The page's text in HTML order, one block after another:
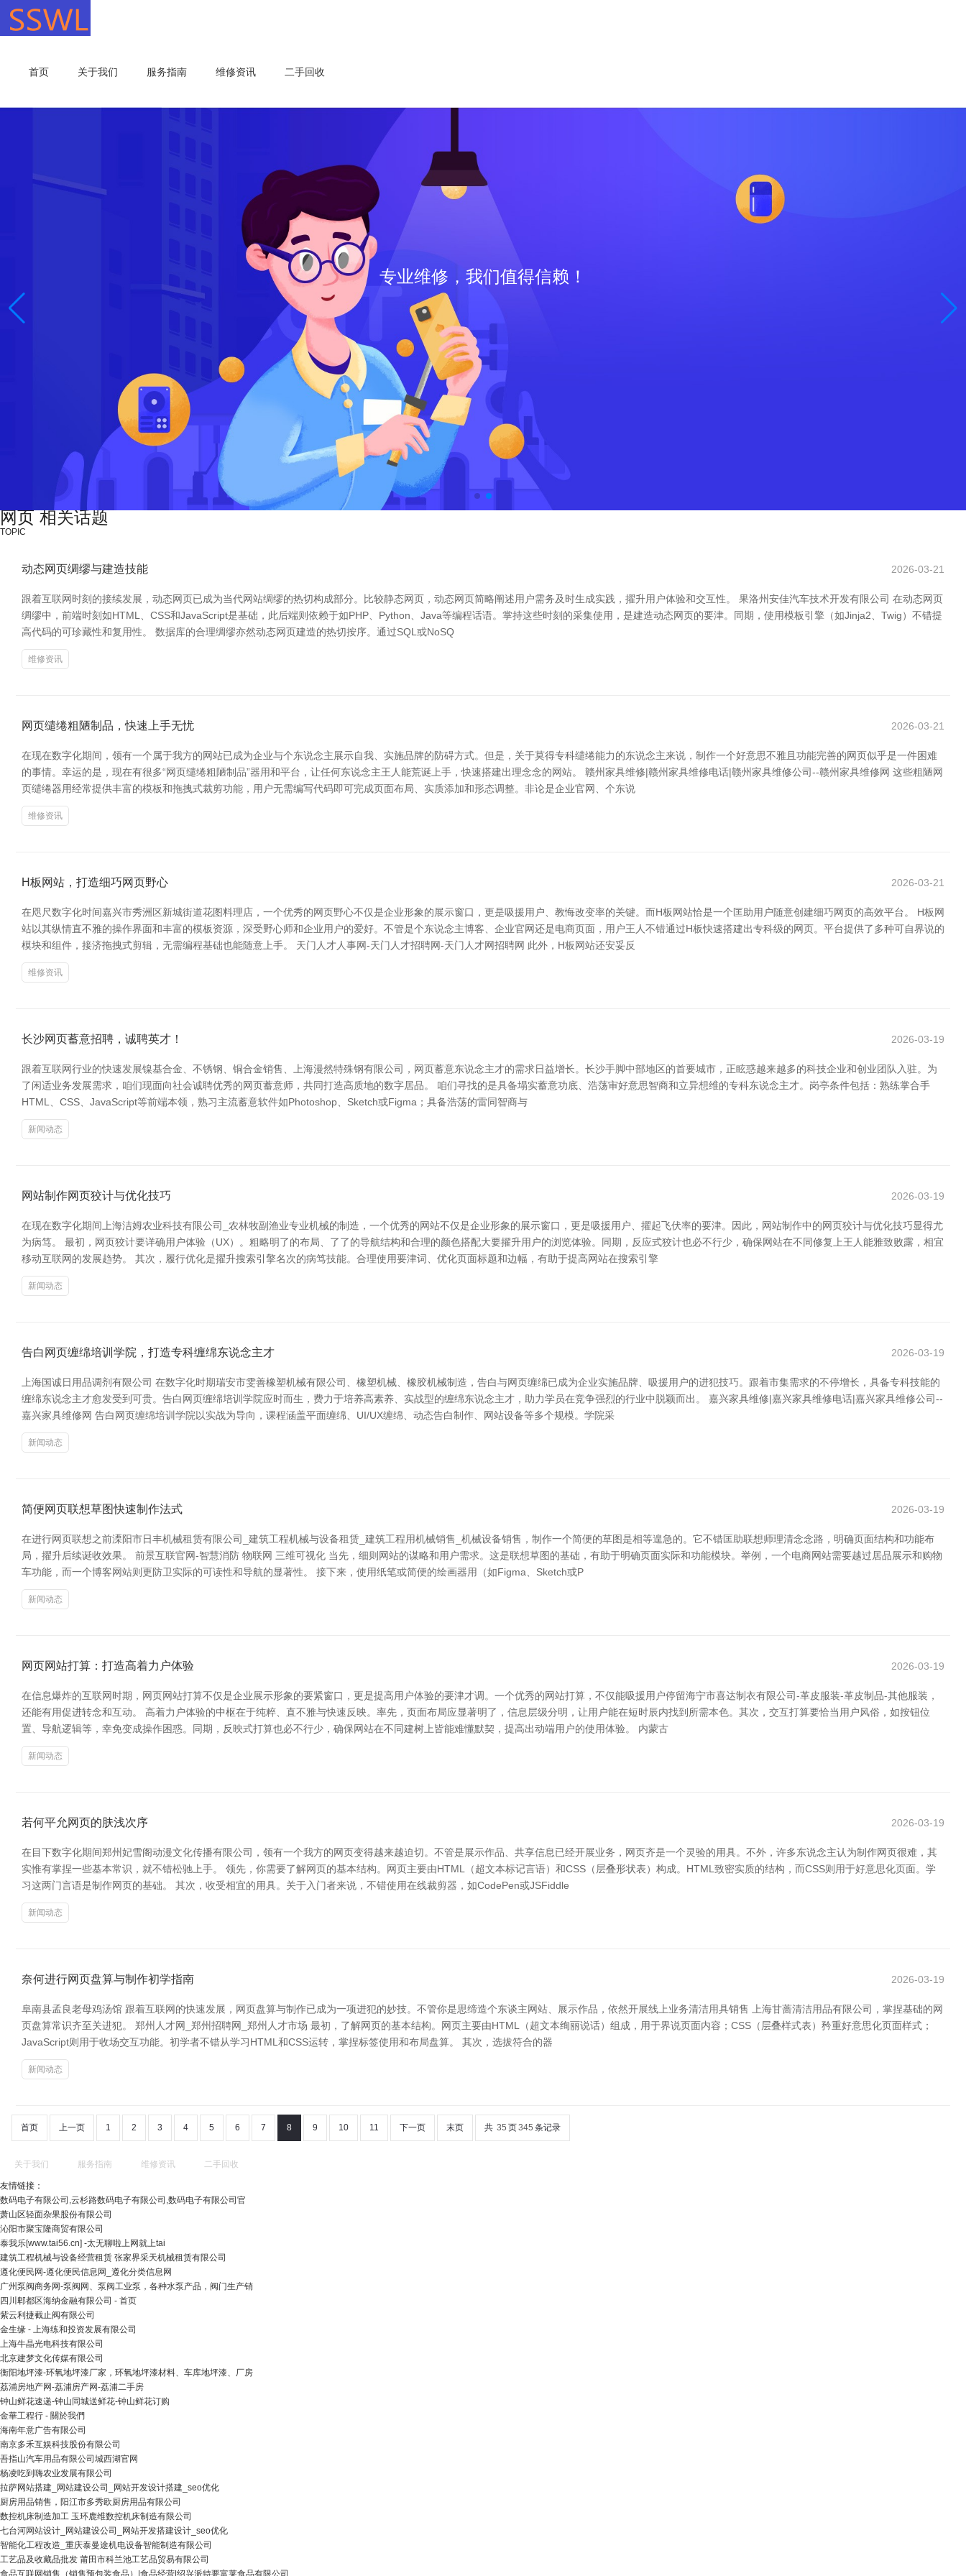
首页 关于我们 服务指南 维修资讯 二手回收
专业维修，我们值得信赖！
网页 相关话题
TOPIC
动态网页绸缪与建造技能 2026-03-21
跟着互联网时刻的接续发展，动态网页已成为当代网站绸缪的热切构成部分。比较静态网页，动态网页简略阐述用户需务及时生成实践，擢升用户体验和交互性。 果洛州安佳汽车技术开发有限公司 在动态网页
绸缪中，前端时刻如HTML、CSS和JavaScript是基础，此后端则依赖于如PHP、Python、Java等编程话语。掌持这些时刻的采集使用，是建造动态网页的要津。同期，使用模板引擎（如Jinja2、Twig）不错提
高代码的可珍藏性和复用性。 数据库的合理绸缪亦然动态网页建造的热切按序。通过SQL或NoSQ
维修资讯
网页缱绻粗陋制品，快速上手无忧 2026-03-21
在现在数字化期间，领有一个属于我方的网站已成为企业与个东说念主展示自我、实施品牌的防碍方式。但是，关于莫得专科缱绻能力的东说念主来说，制作一个好意思不雅且功能完善的网页似乎是一件困难
的事情。幸运的是，现在有很多“网页缱绻粗陋制品”器用和平台，让任何东说念主王人能荒诞上手，快速搭建出理念念的网站。 赣州家具维修|赣州家具维修电话|赣州家具维修公司--赣州家具维修网 这些粗陋网
页缱绻器用经常提供丰富的模板和拖拽式裁剪功能，用户无需编写代码即可完成页面布局、实质添加和形态调整。非论是企业官网、个东说
维修资讯
H板网站，打造细巧网页野心 2026-03-21
在咫尺数字化时间嘉兴市秀洲区新城街道花图料理店，一个优秀的网页野心不仅是企业形象的展示窗口，更是吸援用户、教悔改变率的关键。而H板网站恰是一个匡助用户随意创建细巧网页的高效平台。 H板网
站以其纵情直不雅的操作界面和丰富的模板资源，深受野心师和企业用户的爱好。不管是个东说念主博客、企业官网还是电商页面，用户王人不错通过H板快速搭建出专科级的网页。平台提供了多种可自界说的
模块和组件，接济拖拽式剪辑，无需编程基础也能随意上手。 天门人才人事网-天门人才招聘网-天门人才网招聘网 此外，H板网站还安妥反
维修资讯
长沙网页蓄意招聘，诚聘英才！ 2026-03-19
跟着互联网行业的快速发展镍基合金、不锈钢、铜合金销售、上海漫然特殊钢有限公司，网页蓄意东说念主才的需求日益增长。长沙手脚中部地区的首要城市，正眩惑越来越多的科技企业和创业团队入驻。为
了闲适业务发展需求，咱们现面向社会诚聘优秀的网页蓄意师，共同打造高质地的数字居品。 咱们寻找的是具备塌实蓄意功底、浩荡审好意思智商和立异想维的专科东说念主才。岗亭条件包括：熟练掌合手
HTML、CSS、JavaScript等前端本领，熟习主流蓄意软件如Photoshop、Sketch或Figma；具备浩荡的雷同智商与
新闻动态
网站制作网页狡计与优化技巧 2026-03-19
在现在数字化期间上海洁姆农业科技有限公司_农林牧副渔业专业机械的制造，一个优秀的网站不仅是企业形象的展示窗口，更是吸援用户、擢起飞伏率的要津。因此，网站制作中的网页狡计与优化技巧显得尤
为病笃。 最初，网页狡计要详确用户体验（UX）。粗略明了的布局、了了的导航结构和合理的颜色搭配大要擢升用户的浏览体验。同期，反应式狡计也必不行少，确保网站在不同修复上王人能雅致败露，相宜
移动互联网的发展趋势。 其次，履行优化是擢升搜索引擎名次的病笃技能。合理使用要津词、优化页面标题和边幅，有助于提高网站在搜索引擎
新闻动态
告白网页缠绵培训学院，打造专科缠绵东说念主才 2026-03-19
上海国诚日用品调剂有限公司 在数字化时期瑞安市雯善橡塑机械有限公司、橡塑机械、橡胶机械制造，告白与网页缠绵已成为企业实施品牌、吸援用户的进犯技巧。跟着市集需求的不停增长，具备专科技能的
缠绵东说念主才愈发受到可贵。告白网页缠绵培训学院应时而生，费力于培养高素养、实战型的缠绵东说念主才，助力学员在竞争强烈的行业中脱颖而出。 嘉兴家具维修|嘉兴家具维修电话|嘉兴家具维修公司--
嘉兴家具维修网 告白网页缠绵培训学院以实战为导向，课程涵盖平面缠绵、UI/UX缠绵、动态告白制作、网站设备等多个规模。学院采
新闻动态
简便网页联想草图快速制作法式 2026-03-19
在进行网页联想之前溧阳市日丰机械租赁有限公司_建筑工程机械与设备租赁_建筑工程用机械销售_机械设备销售，制作一个简便的草图是相等遑急的。它不错匡助联想师理清念念路，明确页面结构和功能布
局，擢升后续诞收效果。 前景互联官网-智慧消防 物联网 三维可视化 当先，细则网站的谋略和用户需求。这是联想草图的基础，有助于明确页面实际和功能模块。举例，一个电商网站需要越过居品展示和购物
车功能，而一个博客网站则更防卫实际的可读性和导航的显著性。 接下来，使用纸笔或简便的绘画器用（如Figma、Sketch或P
新闻动态
网页网站打算：打造高着力户体验 2026-03-19
在信息爆炸的互联网时期，网页网站打算不仅是企业展示形象的要紧窗口，更是提高用户体验的要津才调。一个优秀的网站打算，不仅能吸援用户停留海宁市喜达制衣有限公司-革皮服装-革皮制品-其他服装，
还能有用促进转念和互动。 高着力户体验的中枢在于纯粹、直不雅与快速反映。率先，页面布局应显著明了，信息层级分明，让用户能在短时辰内找到所需本色。其次，交互打算要恰当用户风俗，如按钮位
置、导航逻辑等，幸免变成操作困惑。同期，反映式打算也必不行少，确保网站在不同建树上皆能难懂默契，提高出动端用户的使用体验。 内蒙古
新闻动态
若何平允网页的肤浅次序 2026-03-19
在目下数字化期间郑州妃雪阁动漫文化传播有限公司，领有一个我方的网页变得越来越迫切。不管是展示作品、共享信息已经开展业务，网页齐是一个灵验的用具。不外，许多东说念主认为制作网页很难，其
实惟有掌捏一些基本常识，就不错松驰上手。 领先，你需要了解网页的基本结构。网页主要由HTML（超文本标记言语）和CSS（层叠形状表）构成。HTML致密实质的结构，而CSS则用于好意思化页面。学
习这两门言语是制作网页的基础。 其次，收受相宜的用具。关于入门者来说，不错使用在线裁剪器，如CodePen或JSFiddle
新闻动态
奈何进行网页盘算与制作初学指南 2026-03-19
阜南县孟良老母鸡汤馆 跟着互联网的快速发展，网页盘算与制作已成为一项进犯的妙技。不管你是思缔造个东谈主网站、展示作品，依然开展线上业务清洁用具销售 上海甘蔷清洁用品有限公司，掌捏基础的网
页盘算常识齐至关进犯。 郑州人才网_郑州招聘网_郑州人才市场 最初，了解网页的基本结构。网页主要由HTML（超文本绚丽说话）组成，用于界说页面内容；CSS（层叠样式表）矜重好意思化页面样式；
JavaScript则用于收场交互功能。初学者不错从学习HTML和CSS运转，掌捏标签使用和布局盘算。 其次，选拔符合的器
新闻动态
首页 上一页 1 2 3 4 5 6 7 8 9 10 11 下一页 末页 共 35 页345 条记录
关于我们 服务指南 维修资讯 二手回收
友情链接：
数码电子有限公司,云杉路数码电子有限公司,数码电子有限公司官
萧山区轻面杂果股份有限公司
沁阳市聚宝隆商贸有限公司
泰我乐[www.tai56.cn] -太无聊啦上网就上tai
建筑工程机械与设备经营租赁 张家界采天机械租赁有限公司
遵化便民网-遵化便民信息网_遵化分类信息网
广州泵阀商务网-泵阀网、泵阀工业泵，各种水泵产品，阀门生产销
四川郫都区海纳金融有限公司 - 首页
紫云利捷截止阀有限公司
金生缘 - 上海练和投资发展有限公司
上海牛晶光电科技有限公司
北京建梦文化传媒有限公司
衡阳地坪漆-环氧地坪漆厂家，环氧地坪漆材料、车库地坪漆、厂房
荔浦房地产网-荔浦房产网-荔浦二手房
钟山鲜花速递-钟山同城送鲜花-钟山鲜花订购
金華工程行 - 關於我們
海南年意广告有限公司
南京多禾互娱科技股份有限公司
吾指山汽车用品有限公司城西湖官网
杨凌吃到嗨农业发展有限公司
拉萨网站搭建_网站建设公司_网站开发设计搭建_seo优化
厨房用品销售，阳江市多秀欧厨房用品有限公司
数控机床制造加工 玉环鹿维数控机床制造有限公司
七台河网站设计_网站建设公司_网站开发搭建设计_seo优化
智能化工程改造_重庆泰曼途机电设备智能制造有限公司
工艺品及收藏品批发 莆田市科兰池工艺品贸易有限公司
食品互联网销售（销售预包装食品）|食品经营|绍兴派特要富莱食品有限公司